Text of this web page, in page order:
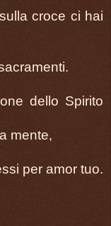
croce ci hai
dello Spirito
mente,
per amor tuo.